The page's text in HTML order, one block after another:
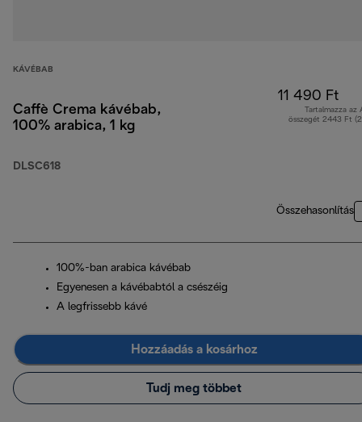
KÁVÉBAB
Caffè Crema kávébab,
100% arabica, 1 kg
DLSC618
11 490 Ft
Tartalmazza az
összegét 2443 Ft
Összehasonlítás
100%-ban arabica kávébab
Egyenesen a kávébabtól a csészéig
A legfrissebb kávé
Hozzáadás a kosárhoz
Tudj meg többet